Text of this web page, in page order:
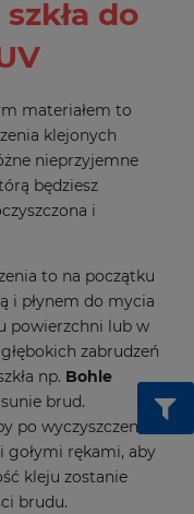
do
materiałem to
klejonych
nieprzyjemne
będziesz
i
to na początku
i płynem do mycia
powierzchni lub w
zabrudzeń
np. Bohle
brud.
po wyczyszczeniu
gołymi rękami, aby
kleju zostanie
brudu.